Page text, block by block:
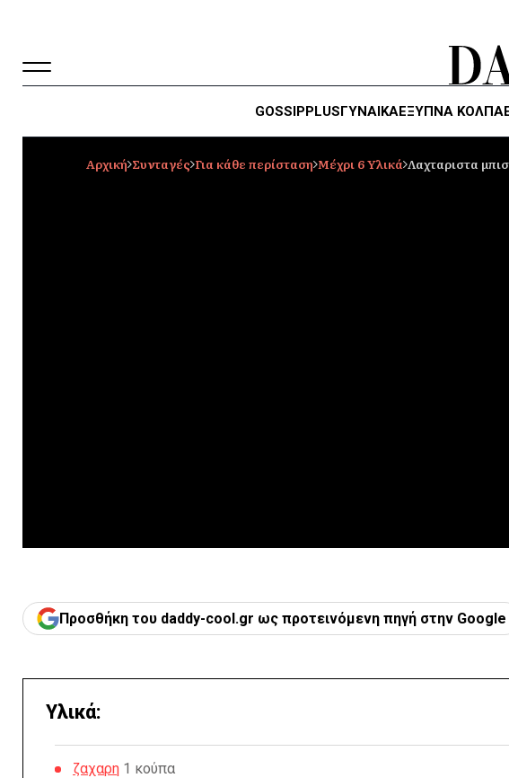
GOSSIPPLUSΓΥΝΑΙΚΑΈΞΥΠΝΑ ΚΌΛΠΑ
Αρχική Συνταγές Για κάθε περίσταση Μέχρι 6 Υλικά Λαχταριστα
Προσθήκη του daddy-cool.gr ως προτεινόμενη πηγή στην Google
Υλικά:
ζαχαρη 1 κούπα